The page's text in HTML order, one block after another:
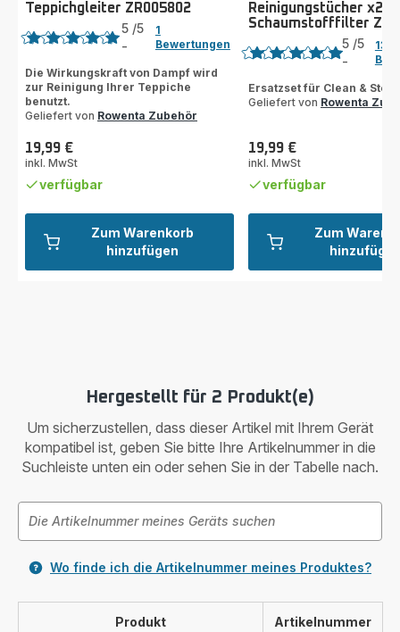
Zum Warenkorb
hinzufügen
Teppichgleiter ZR005802
Bewertung
mit
5
Sternen
(Durchschnitt)
5 /5
-
1
Bewertungen
Die Wirkungskraft von Dampf wird
zur Reinigung Ihrer Teppiche
benutzt.
Geliefert von Rowenta Zubehör
Preis
19,99 €
inkl. MwSt
verfügbar
Zum
Reinigungstücher x2
Schaumstofffilter
Bewertung
mit
5
(Durchschnitt)
5 /5
-
13
Ersatzset für Clean &
Geliefert von Rowenta
Preis
19,99 €
inkl. MwSt
verfügbar
Hergestellt für 2 Produkt(e)
Um sicherzustellen, dass dieser Artikel mit Ihrem Gerät
kompatibel ist, geben Sie bitte Ihre Artikelnummer in die
Suchleiste unten ein oder sehen Sie in der Tabelle nach.
Wo finde ich die Artikelnummer meines Produktes?
Produkt Artikelnummer